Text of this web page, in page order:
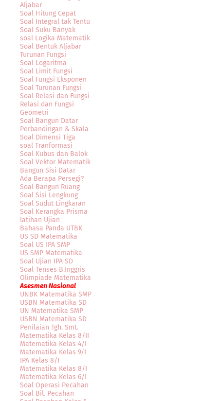
Aljabar
Soal Hitung Cepat
Soal Integral tak Tentu
Soal Suku Banyak
soal Logika Matematik
Soal Bentuk Aljabar
Turunan Fungsi
Soal Logaritma
Soal Limit Fungsi
Soal Fungsi Eksponen
Soal Turunan Fungsi
Soal Relasi dan Fungsi
Relasi dan Fungsi
Geometri
Soal Bangun Datar
Perbandingan & Skala
Soal Dimensi Tiga
soal Tranformasi
Soal Kubus dan Balok
Soal Vektor Matematik
Bangun Sisi Datar
Ada Berapa Persegi?
Soal Bangun Ruang
Soal Sisi Lengkung
Soal Sudut Lingkaran
Soal Kerangka Prisma
latihan Ujian
Bahasa Panda UTBK
US SD Matematika
Soal US IPA SMP
US SMP Matematika
Soal Ujian IPA SD
Soal Tenses B.Inggris
Olimpiade Matematika
Asesmen Nasional
UNBK Matematika SMP
USBN Matematika SD
UN Matematika SMP
USBN Matematika SD
Penilaian Tgh. Smt.
Matematika Kelas 8/II
Matematika Kelas 4/I
Matematika Kelas 9/I
IPA Kelas 8/I
Matematika Kelas 8/I
Matematika Kelas 6/I
Soal Operasi Pecahan
Soal Bil. Pecahan